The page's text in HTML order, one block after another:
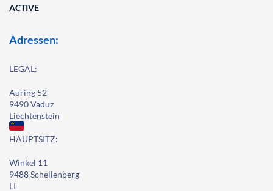
ACTIVE
Adressen:
LEGAL:
Auring 52
9490 Vaduz
Liechtenstein
HAUPTSITZ:
Winkel 11
9488 Schellenberg
LI